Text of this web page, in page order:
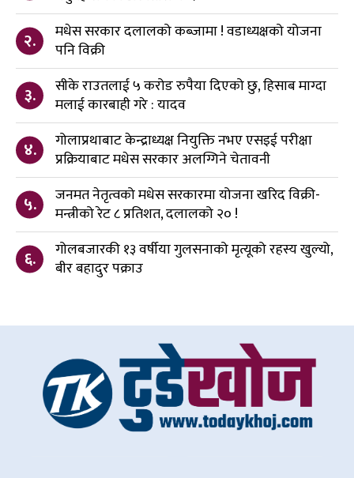
२.
मधेस सरकार दलालको कब्जामा ! वडाध्यक्षको योजना
पनि विक्री
३.
सीके राउतलाई ५ करोड रुपैया दिएको छु, हिसाब माग्दा
मलाई कारबाही गरे : यादव
४.
गोलाप्रथाबाट केन्द्राध्यक्ष नियुक्ति नभए एसइई परीक्षा
प्रक्रियाबाट मधेस सरकार अलग्गिने चेतावनी
५.
जनमत नेतृत्वको मधेस सरकारमा योजना खरिद विक्री-
मन्त्रीको रेट ८ प्रतिशत, दलालको २० !
६.
गोलबजारकी १३ वर्षीया गुलसनाको मृत्यूको रहस्य खुल्यो,
बीर बहादुर पक्राउ